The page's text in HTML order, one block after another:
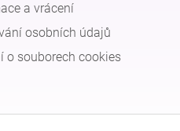
a vrácení
osobních údajů
o souborech cookies